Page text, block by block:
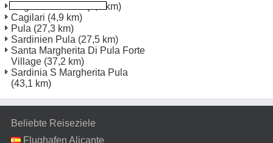
(3,4 km)
Cagilari (4,9 km)
Pula (27,3 km)
Sardinien Pula (27,5 km)
Santa Margherita Di Pula Forte
Village (37,2 km)
Sardinia S Margherita Pula
(43,1 km)
Beliebte Reiseziele
Flughafen Alicante